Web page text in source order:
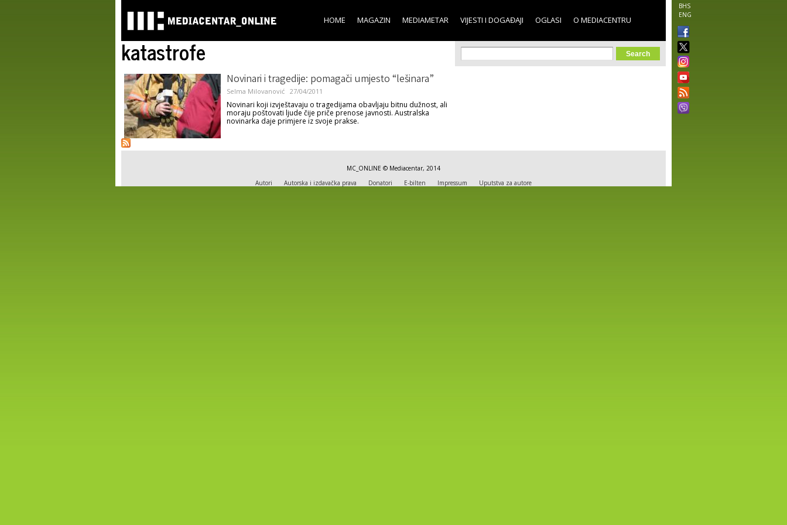
main
content
BHS
ENG
HOME MAGAZIN MEDIAMETAR VIJESTI I DOGAĐAJI OGLASI O MEDIACENTRU
katastrofe
Novinari i tragedije: pomagači umjesto “lešinara”
Selma Milovanović 27/04/2011
Novinari koji izvještavaju o tragedijama obavljaju bitnu dužnost, ali
moraju poštovati ljude čije priče prenose javnosti. Australska
novinarka daje primjere iz svoje prakse.
Search form
Search
MC_ONLINE © Mediacentar, 2014
Autori
Autorska i izdavačka prava Donatori E-bilten Impressum Uputstva za autore